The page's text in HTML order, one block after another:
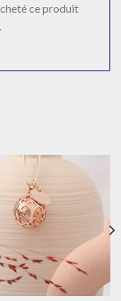
ce produit